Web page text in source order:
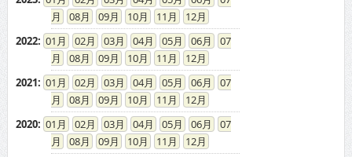
08
09 10 11
12
2022: 01 02 03 04 05 06
07
08
09 10 11
12
2021: 01 02 03 04 05 06
07
08
09 10 11
12
2020: 01 02 03 04 05 06
07
08
09 10 11
12